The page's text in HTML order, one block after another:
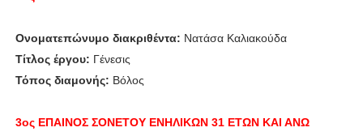
Ονοματεπώνυμο διακριθέντα: Νατάσα Καλιακούδα
Τίτλος έργου: Γένεσις
Τόπος διαμονής: Βόλος
3ος ΕΠΑΙΝΟΣΣΟΝΕΤΟΥ ΕΝΗΛΙΚΩΝ 31 ΕΤΩΝ ΚΑΙ ΑΝΩ